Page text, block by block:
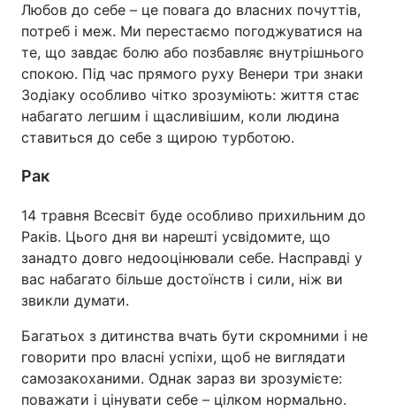
Любов до себе – це повага до власних почуттів,
потреб і меж. Ми перестаємо погоджуватися на
те, що завдає болю або позбавляє внутрішнього
спокою. Під час прямого руху Венери три знаки
Зодіаку особливо чітко зрозуміють: життя стає
набагато легшим і щасливішим, коли людина
ставиться до себе з щирою турботою.
Рак
14 травня Всесвіт буде особливо прихильним до
Раків. Цього дня ви нарешті усвідомите, що
занадто довго недооцінювали себе. Насправді у
вас набагато більше достоїнств і сили, ніж ви
звикли думати.
Багатьох з дитинства вчать бути скромними і не
говорити про власні успіхи, щоб не виглядати
самозакоханими. Однак зараз ви зрозумієте:
поважати і цінувати себе – цілком нормально.